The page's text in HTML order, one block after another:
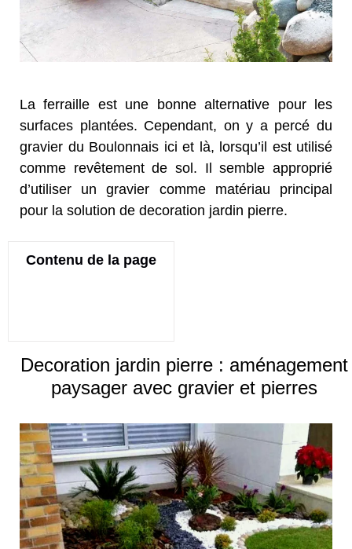
La ferraille est une bonne alternative pour les
surfaces plantées. Cependant, on y a percé du
gravier du Boulonnais ici et là, lorsqu’il est utilisé
comme revêtement de sol. Il semble approprié
d’utiliser un gravier comme matériau principal
pour la solution de decoration jardin pierre.
Contenu de la page
Decoration jardin pierre : aménagement
paysager avec gravier et pierres